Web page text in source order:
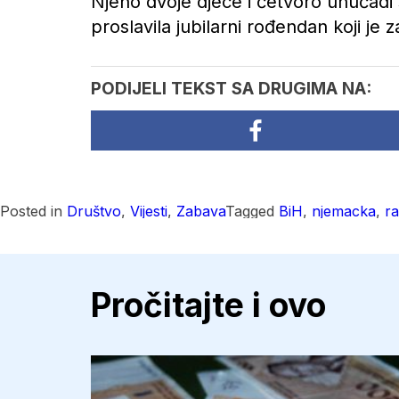
proslavila jubilarni rođendan koji je
PODIJELI TEKST SA DRUGIMA NA:
Posted in Društvo, Vijesti, ZabavaTagged BiH, njemacka,
Pročitajte i ovo